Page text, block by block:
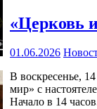
«Церковь
01.06.2026
В воскресенье,
мир» с
Начало в 14